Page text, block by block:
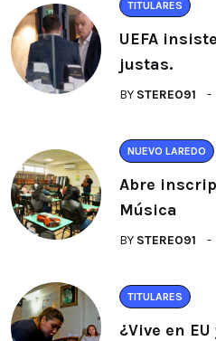
TITULARES
UEFA
justas.
BY STEREO91
NUEVO LAREDO
Abre
Música
BY STEREO91
TITULARES
¿Vive en